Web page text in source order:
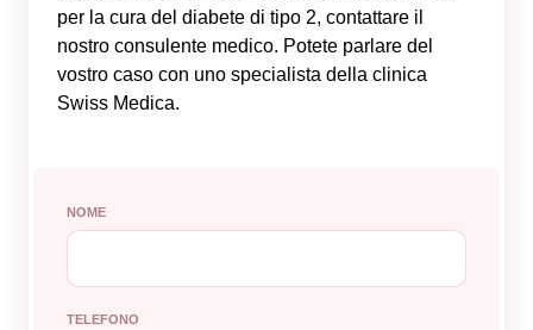
per la cura del diabete di tipo 2, contattare il
nostro consulente medico. Potete parlare del
vostro caso con uno specialista della clinica
Swiss Medica.
NOME
TELEFONO